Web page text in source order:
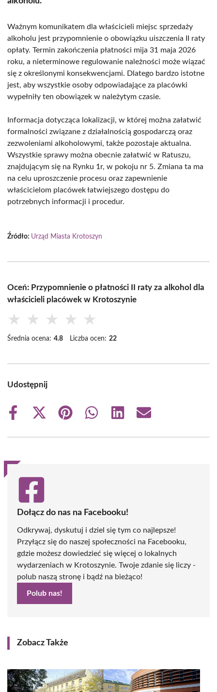
Ważnym komunikatem dla właścicieli miejsc sprzedaży
alkoholu jest przypomnienie o obowiązku uiszczenia II raty
opłaty. Termin zakończenia płatności mija 31 maja 2026
roku, a nieterminowe regulowanie należności może wiązać
się z określonymi konsekwencjami. Dlatego bardzo istotne
jest, aby wszystkie osoby odpowiadające za placówki
wypełniły ten obowiązek w należytym czasie.
Informacja dotycząca lokalizacji, w której można załatwić
formalności związane z działalnością gospodarczą oraz
zezwoleniami alkoholowymi, także pozostaje aktualna.
Wszystkie sprawy można obecnie załatwić w Ratuszu,
znajdującym się na Rynku 1r, w pokoju nr 5. Zmiana ta ma
na celu uproszczenie procesu oraz zapewnienie
właścicielom placówek łatwiejszego dostępu do
potrzebnych informacji i procedur.
Źródło: Urząd Miasta Krotoszyn
Oceń: Przypomnienie o płatności II raty za alkohol dla
właścicieli placówek w Krotoszynie
★ ★ ★ ★ ★
Średnia ocena: 4.8 Liczba ocen: 22
Udostępnij
Share
Share
(Twitter)
Share
Share
Share
Share
Dołącz do nas na Facebooku!
Odkrywaj, dyskutuj i dziel się tym co najlepsze!
Przyłącz się do naszej społeczności na Facebooku,
gdzie możesz dowiedzieć się więcej o lokalnych
wydarzeniach w Krotoszynie. Twoje zdanie się liczy -
polub naszą stronę i bądź na bieżąco!
Polub nas!
Zobacz Także